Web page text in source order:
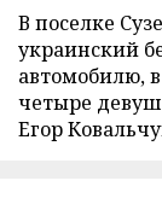
В поселке
украинский
автомобилю,
четыре
Егор